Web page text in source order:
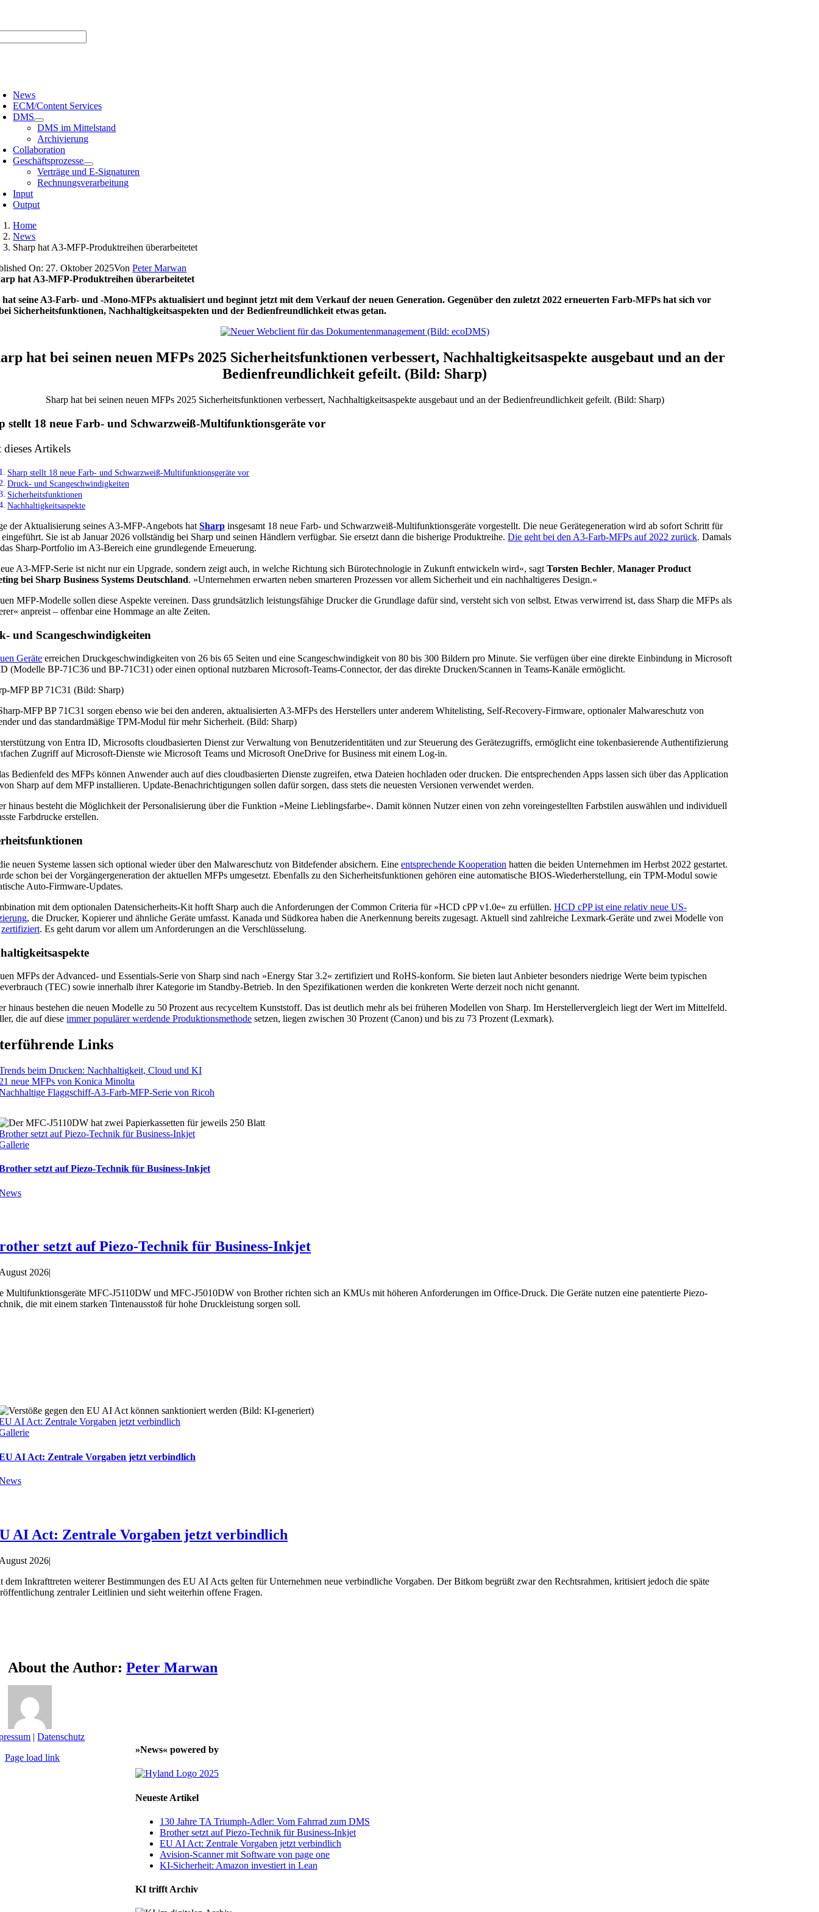
News
ECM/Content Services
DMS
DMS im Mittelstand
Archivierung
Collaboration
Geschäftsprozesse
Verträge und E-Signaturen
Rechnungsverarbeitung
Input
Output
Home
News
Sharp hat A3-MFP-Produktreihen überarbeitetet
On: 27. Oktober 2025VonPeter Marwan
hat A3-MFP-Produktreihen überarbeitetet
seine A3-Farb- und -Mono-MFPs aktualisiert und beginnt jetzt mit dem Verkauf der neuen Generation. Gegenüber den zuletzt 2022 erneuerten Farb-MFPs hat sich vor
Sicherheitsfunktionen, Nachhaltigkeitsaspekten und der Bedienfreundlichkeit etwas getan.
hat bei seinen neuen MFPs 2025 Sicherheitsfunktionen verbessert, Nachhaltigkeitsaspekte ausgebaut und an der
Bedienfreundlichkeit gefeilt. (Bild: Sharp)
Sharp hat bei seinen neuen MFPs 2025 Sicherheitsfunktionen verbessert, Nachhaltigkeitsaspekte ausgebaut und an der Bedienfreundlichkeit gefeilt. (Bild: Sharp)
stellt 18 neue Farb- und Schwarzweiß-Multifunktionsgeräte vor
dieses Artikels
Sharp stellt 18 neue Farb- und Schwarzweiß-Multifunktionsgeräte vor
Druck- und Scangeschwindigkeiten
Sicherheitsfunktionen
Nachhaltigkeitsaspekte
der Aktualisierung seines A3-MFP-Angebots hatSharp insgesamt 18 neue Farb- und Schwarzweiß-Multifunktionsgeräte vorgestellt. Die neue Gerätegeneration wird ab sofort Schritt für
Sie ist ab Januar 2026 vollständig bei Sharp und seinen Händlern verfügbar. Sie ersetzt dann die bisherige Produktreihe.Die geht bei den A3-Farb-MFPs auf 2022 zurück. Damals
Sharp-Portfolio im A3-Bereich eine grundlegende Erneuerung.
A3-MFP-Serie ist nicht nur ein Upgrade, sondern zeigt auch, in welche Richtung sich Bürotechnologie in Zukunft entwickeln wird«, sagtTorsten Bechler,Manager Product
bei Sharp Business Systems Deutschland. »Unternehmen erwarten neben smarteren Prozessen vor allem Sicherheit und ein nachhaltigeres Design.«
MFP-Modelle sollen diese Aspekte vereinen. Dass grundsätzlich leistungsfähige Drucker die Grundlage dafür sind, versteht sich von selbst. Etwas verwirrend ist, dass Sharp die MFPs als
anpreist – offenbar eine Hommage an alte Zeiten.
und Scangeschwindigkeiten
Geräte erreichen Druckgeschwindigkeiten von 26 bis 65 Seiten und eine Scangeschwindigkeit von 80 bis 300 Bildern pro Minute. Sie verfügen über eine direkte Einbindung in Microsoft
(Modelle BP-71C36 und BP-71C31) oder einen optional nutzbaren Microsoft-Teams-Connector, der das direkte Drucken/Scannen in Teams-Kanäle ermöglicht.
MFP BP 71C31 sorgen ebenso wie bei den anderen, aktualisierten A3-MFPs des Herstellers unter anderem Whitelisting, Self-Recovery-Firmware, optionaler Malwareschutz von
und das standardmäßige TPM-Modul für mehr Sicherheit. (Bild: Sharp)
von Entra ID, Microsofts cloudbasierten Dienst zur Verwaltung von Benutzeridentitäten und zur Steuerung des Gerätezugriffs, ermöglicht eine tokenbasierende Authentifizierung
Zugriff auf Microsoft-Dienste wie Microsoft Teams und Microsoft OneDrive for Business mit einem Log-in.
Bedienfeld des MFPs können Anwender auch auf dies cloudbasierten Dienste zugreifen, etwa Dateien hochladen oder drucken. Die entsprechenden Apps lassen sich über das Application
Sharp auf dem MFP installieren. Update-Benachrichtigungen sollen dafür sorgen, dass stets die neuesten Versionen verwendet werden.
hinaus besteht die Möglichkeit der Personalisierung über die Funktion »Meine Lieblingsfarbe«. Damit können Nutzer einen von zehn voreingestellten Farbstilen auswählen und individuell
Farbdrucke erstellen.
neuen Systeme lassen sich optional wieder über den Malwareschutz von Bitdefender absichern. Eineentsprechende Kooperation hatten die beiden Unternehmen im Herbst 2022 gestartet.
schon bei der Vorgängergeneration der aktuellen MFPs umgesetzt. Ebenfalls zu den Sicherheitsfunktionen gehören eine automatische BIOS-Wiederherstellung, ein TPM-Modul sowie
Auto-Firmware-Updates.
mit dem optionalen Datensicherheits-Kit hofft Sharp auch die Anforderungen der Common Criteria für »HCD cPP v1.0e« zu erfüllen.HCD cPP ist eine relativ neue US-
, die Drucker, Kopierer und ähnliche Geräte umfasst. Kanada und Südkorea haben die Anerkennung bereits zugesagt. Aktuell sind zahlreiche Lexmark-Geräte und zwei Modelle von
zertifiziert. Es geht darum vor allem um Anforderungen an die Verschlüsselung.
MFPs der Advanced- und Essentials-Serie von Sharp sind nach »Energy Star 3.2« zertifiziert und RoHS-konform. Sie bieten laut Anbieter besonders niedrige Werte beim typischen
(TEC) sowie innerhalb ihrer Kategorie im Standby-Betrieb. In den Spezifikationen werden die konkreten Werte derzeit noch nicht genannt.
hinaus bestehen die neuen Modelle zu 50 Prozent aus recyceltem Kunststoff. Das ist deutlich mehr als bei früheren Modellen von Sharp. Im Herstellervergleich liegt der Wert im Mittelfeld.
die auf dieseimmer populärer werdende Produktionsmethode setzen, liegen zwischen 30 Prozent (Canon) und bis zu 73 Prozent (Lexmark).
Links
beim Drucken: Nachhaltigkeit, Cloud und KI
neue MFPs von Konica Minolta
Flaggschiff-A3-Farb-MFP-Serie von Ricoh
setzt auf Piezo-Technik für Business-Inkjet
setzt auf Piezo-Technik für Business-Inkjet
setzt auf Piezo-Technik für Business-Inkjet
2026|
Multifunktionsgeräte MFC-J5110DW und MFC-J5010DW von Brother richten sich an KMUs mit höheren Anforderungen im Office-Druck. Die Geräte nutzen eine patentierte Piezo-
die mit einem starken Tintenausstoß für hohe Druckleistung sorgen soll.
AI Act: Zentrale Vorgaben jetzt verbindlich
AI Act: Zentrale Vorgaben jetzt verbindlich
AI Act: Zentrale Vorgaben jetzt verbindlich
2026|
dem Inkrafttreten weiterer Bestimmungen des EU AI Acts gelten für Unternehmen neue verbindliche Vorgaben. Der Bitkom begrüßt zwar den Rechtsrahmen, kritisiert jedoch die späte
zentraler Leitlinien und sieht weiterhin offene Fragen.
About the Author:Peter Marwan
»News« powered by
Neueste Artikel
130 Jahre TA Triumph-Adler: Vom Fahrrad zum DMS
Brother setzt auf Piezo-Technik für Business-Inkjet
EU AI Act: Zentrale Vorgaben jetzt verbindlich
Avision-Scanner mit Software von page one
KI-Sicherheit: Amazon investiert in Lean
KI trifft Archiv
|Datenschutz
Page load link